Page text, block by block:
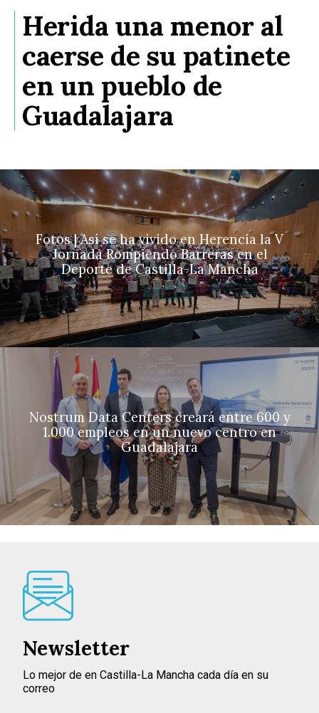
Herida una menor al
caerse de su patinete
en un pueblo de
Guadalajara
Fotos | Así se ha vivido en Herencia la V
Jornada Rompiendo Barreras en el
Deporte de Castilla-La Mancha
Nostrum Data Centers creará entre 600 y
1.000 empleos en un nuevo centro en
Guadalajara
Newsletter
Lo mejor de en Castilla-La Mancha cada día en su
correo